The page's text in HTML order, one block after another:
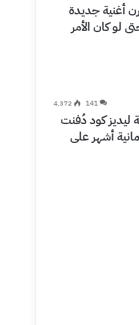
أغنية جديدة
لو كان الأمر
141 4٬372
كود دُفنت
أشهر على